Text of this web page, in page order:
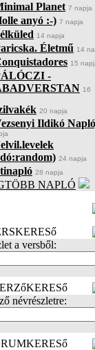
Planet 7 napja
anyó :-) 7 napja
14 napja
Életmű 14
15
-
16
20 napja
Ildikó
24 napja
28 napja
NAPLÓ
a versből:
névrészletre: